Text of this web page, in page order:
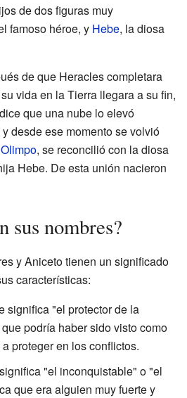
de dos figuras muy
famoso héroe, y Hebe, la diosa
de que Heracles completara
vida en la Tierra llegara a su fin,
que una nube lo elevó
desde ese momento se volvió
Olimpo, se reconcilió con la diosa
Hebe. De esta unión nacieron
sus nombres?
y Aniceto tienen un significado
características:
significa "el protector de la
podría haber sido visto como
proteger en los conflictos.
"el inconquistable" o "el
que era alguien muy fuerte y